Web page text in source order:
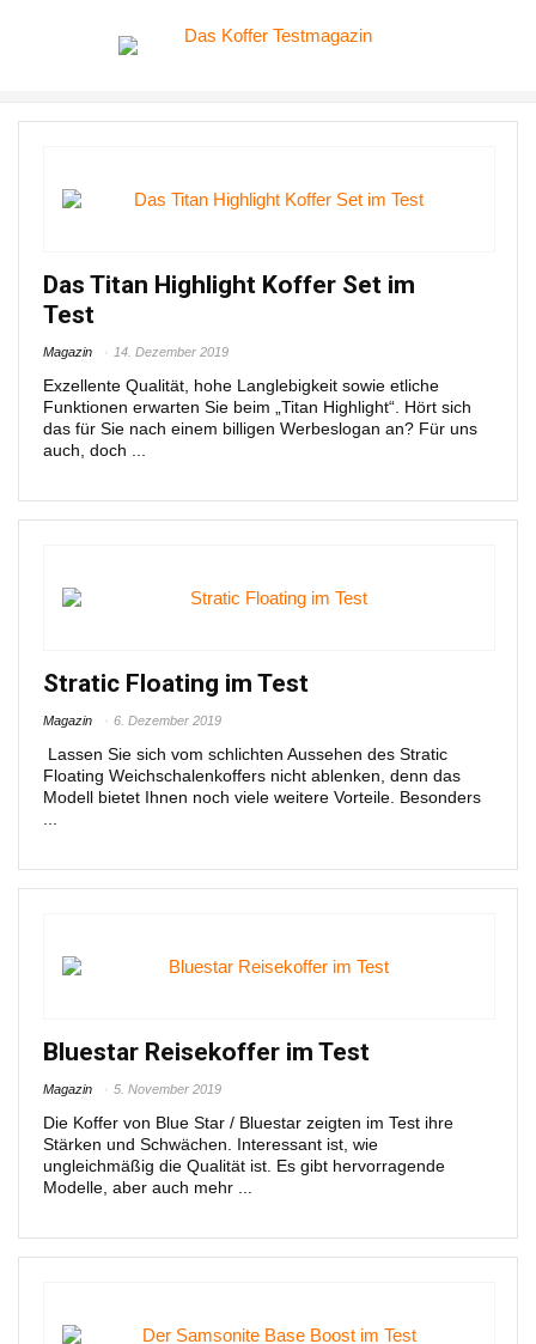
Das Titan Highlight Koffer Set im
Test
Magazin 14. Dezember 2019
Exzellente Qualität, hohe Langlebigkeit sowie etliche
Funktionen erwarten Sie beim „Titan Highlight“. Hört sich
das für Sie nach einem billigen Werbeslogan an? Für uns
auch, doch ...
Stratic Floating im Test
Magazin 6. Dezember 2019
Lassen Sie sich vom schlichten Aussehen des Stratic
Floating Weichschalenkoffers nicht ablenken, denn das
Modell bietet Ihnen noch viele weitere Vorteile. Besonders
Bluestar Reisekoffer im Test
Magazin 5. November 2019
Die Koffer von Blue Star / Bluestar zeigten im Test ihre
Stärken und Schwächen. Interessant ist, wie
ungleichmäßig die Qualität ist. Es gibt hervorragende
Modelle, aber auch mehr ...